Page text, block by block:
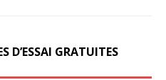
D’ESSAI GRATUITES